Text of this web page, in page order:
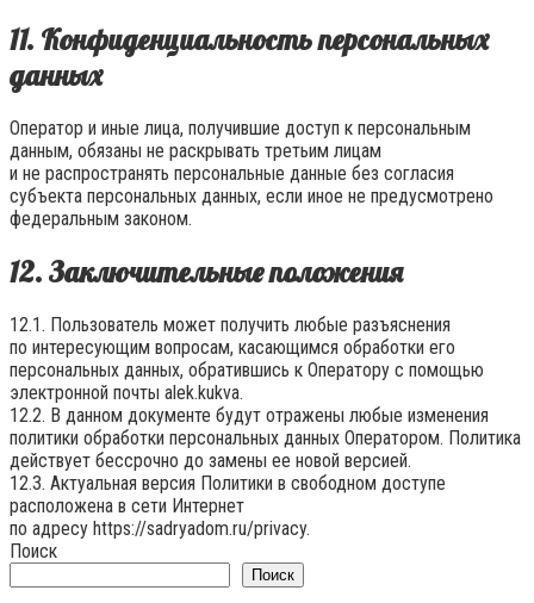
11. Конфиденциальность персональных
данных
Оператор и иные лица, получившие доступ к персональным
данным, обязаны не раскрывать третьим лицам
и не распространять персональные данные без согласия
субъекта персональных данных, если иное не предусмотрено
федеральным законом.
12. Заключительные положения
12.1. Пользователь может получить любые разъяснения
по интересующим вопросам, касающимся обработки его
персональных данных, обратившись к Оператору с помощью
электронной почты alek.kukva.
12.2. В данном документе будут отражены любые изменения
политики обработки персональных данных Оператором. Политика
действует бессрочно до замены ее новой версией.
12.3. Актуальная версия Политики в свободном доступе
расположена в сети Интернет
по адресу https://sadryadom.ru/privacy.
Поиск
Поиск